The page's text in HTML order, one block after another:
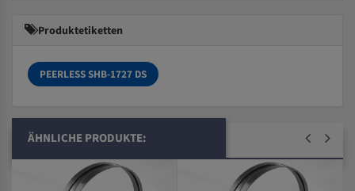
Produktetiketten
PEERLESS SHB-1727 DS
ÄHNLICHE PRODUKTE: